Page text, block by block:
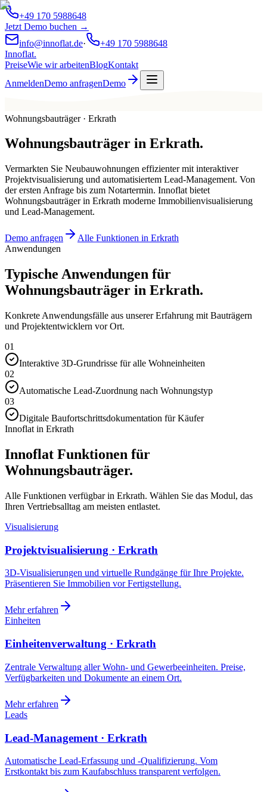
+49 170 5988648
Jetzt Demo buchen →
info@innoflat.de·
+49 170 5988648
Innoflat.
PreiseWie wir arbeitenBlogKontakt
AnmeldenDemo anfragenDemo
Wohnungsbauträger · Erkrath
Wohnungsbauträger in Erkrath.
Vermarkten Sie Neubauwohnungen effizienter mit interaktiver
Projektvisualisierung und automatisiertem Lead-Management. Von
der ersten Anfrage bis zum Notartermin. Innoflat bietet
Wohnungsbauträger in Erkrath moderne Immobilienvisualisierung
und Lead-Management.
Demo anfragen
Alle Funktionen in Erkrath
Anwendungen
Typische Anwendungen für
Wohnungsbauträger in Erkrath.
Konkrete Anwendungsfälle aus unserer Erfahrung mit Bauträgern
und Projektentwicklern vor Ort.
01
Interaktive 3D-Grundrisse für alle Wohneinheiten
02
Automatische Lead-Zuordnung nach Wohnungstyp
03
Digitale Baufortschrittsdokumentation für Käufer
Innoflat in Erkrath
Innoflat Funktionen für
Wohnungsbauträger.
Alle Funktionen verfügbar in Erkrath. Wählen Sie das Modul, das
Ihren Vertriebsalltag am meisten entlastet.
Visualisierung
Projektvisualisierung · Erkrath
3D-Visualisierungen und virtuelle Rundgänge für Ihre Projekte.
Präsentieren Sie Immobilien vor Fertigstellung.
Mehr erfahren
Einheiten
Einheitenverwaltung · Erkrath
Zentrale Verwaltung aller Wohn- und Gewerbeeinheiten. Preise,
Verfügbarkeiten und Dokumente an einem Ort.
Mehr erfahren
Leads
Lead-Management · Erkrath
Automatische Lead-Erfassung und -Qualifizierung. Vom
Erstkontakt bis zum Kaufabschluss transparent verfolgen.